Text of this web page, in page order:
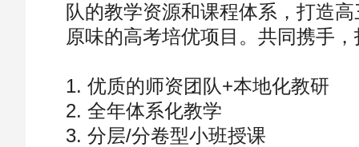
队的教学资源和课程体系，打造
原味的高考培优项目。共同携手
1. 优质的师资团队+本地化教研
2. 全年体系化教学
3. 分层/分卷型小班授课